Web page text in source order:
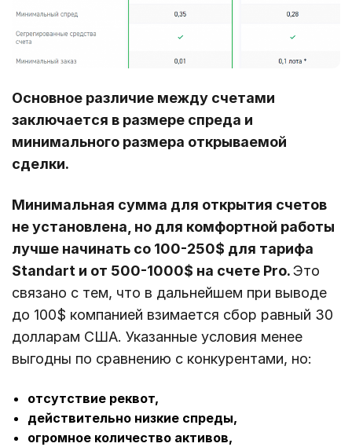
Основное различие между счетами
заключается в размере спреда и
минимального размера открываемой
сделки.
Минимальная сумма для открытия счетов
не установлена, но для комфортной работы
лучше начинать со 100-250$ для тарифа
Standart и от 500-1000$ на счете Pro.Это
связано с тем, что в дальнейшем при выводе
до 100$ компанией взимается сбор равный 30
долларам США. Указанные условия менее
выгодны по сравнению с конкурентами, но:
отсутствие реквот,
действительно низкие спреды,
огромное количество активов,